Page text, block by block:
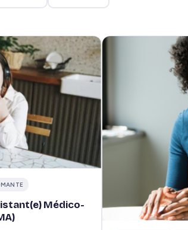
Médico-